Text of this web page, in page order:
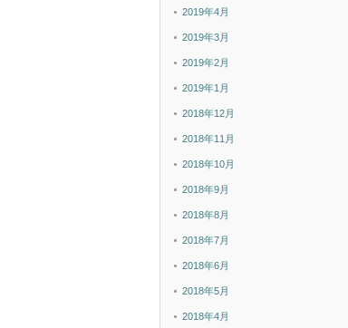
2019年4月
2019年3月
2019年2月
2019年1月
2018年12月
2018年11月
2018年10月
2018年9月
2018年8月
2018年7月
2018年6月
2018年5月
2018年4月